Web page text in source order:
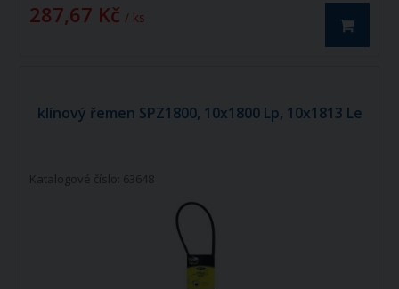
287,67 Kč / ks
klínový řemen SPZ1800, 10x1800 Lp, 10x1813 Le
Katalogové číslo: 63648